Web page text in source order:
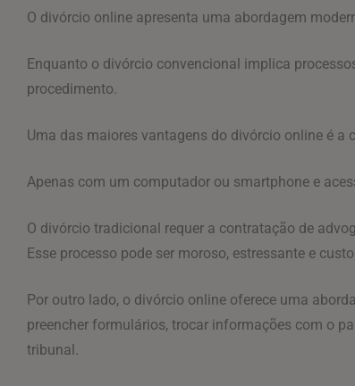
O divórcio online apresenta uma abordagem
Enquanto o divórcio convencional implica
procedimento.
Uma das maiores vantagens do divórcio online é
Apenas com um computador ou smartphone e
O divórcio tradicional requer a contratação de
Esse processo pode ser moroso, estressante e
Por outro lado, o divórcio online oferece uma
preencher formulários, trocar informações com o
tribunal.